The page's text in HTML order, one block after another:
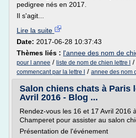
pedigree nés en 2017.
Il s'agit...
Lire la suite
Date: 2017-06-28 10:37:43
Thèmes liés : l'annee des nom de
pour l annee / liste de nom de chien lettre l /
commencant par la lettre l
/ annee des nom
Salon chiens chats à Paris
Avril 2016 - Blog ...
Rendez-vous les 16 et 17 Avril 2016
Champeret pour assister au salon
Présentation de l'événement